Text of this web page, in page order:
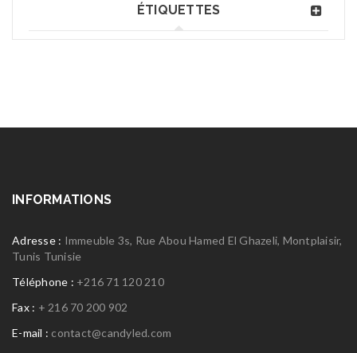
ÉTIQUETTES
INFORMATIONS
Adresse : Immeuble 3s, Rue Abou Hamed El Ghazeli, Montplaisir,
Tunis Tunisie
Téléphone : +216 71 120 210
Fax : + 216 70 200 902
E-mail : contact@candyled.com